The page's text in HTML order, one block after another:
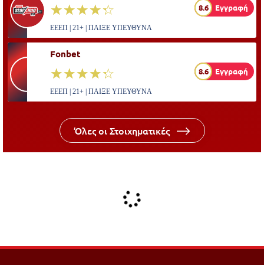
☆☆☆☆☆
★★★★★ 8.6 Εγγραφή
ΕΕΕΠ | 21+ | ΠΑΙΞΕ ΥΠΕΥΘΥΝΑ
Fonbet
☆☆☆☆☆
★★★★★ 8.6 Εγγραφή
ΕΕΕΠ | 21+ | ΠΑΙΞΕ ΥΠΕΥΘΥΝΑ
Όλες οι Στοιχηματικές